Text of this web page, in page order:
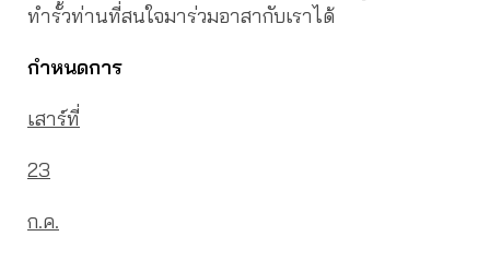
ทำรั้วท่านที่สนใจมาร่วมอาสากับเราได้
กำหนดการ
เสาร์ที่
23
ก.ค.